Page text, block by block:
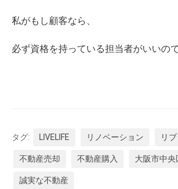
私がもし顧客なら、
必ず資格を持っている担当者がいいの
タグ: LIVELIFE リノベーション リ
不動産売却 不動産購入 大阪市中央
誠実な不動産